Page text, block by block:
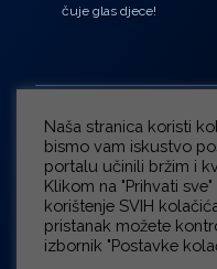
čuje glas djece!
Naša stranica koristi
bismo vam iskustvo
portalu učinili bržim i
Klikom na "Prihvati
korištenje SVIH
pristanak možete
izbornik "Postavke